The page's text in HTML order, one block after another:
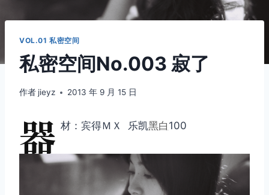
VOL.01 私密空间
私密空间No.003 寂了
作者 jieyz 2013 年 9 月 15 日
器 材：宾得ＭＸ 乐凯黑白 100